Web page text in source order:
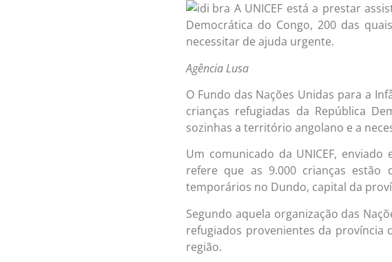
A UNICEF está a prestar
Democrática do Congo, 200 das
necessitar de ajuda urgente.
Agência Lusa
O Fundo das Nações Unidas para a
crianças refugiadas da República
sozinhas a território angolano e a
Um comunicado da UNICEF,
refere que as 9.000 crianças
temporários no Dundo, capital da
Segundo aquela organização das
refugiados provenientes da província
região.